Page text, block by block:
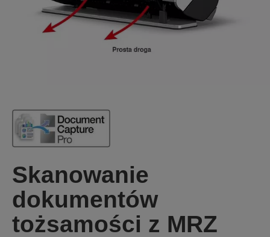
Skanowanie
dokumentów
tożsamości z MRZ